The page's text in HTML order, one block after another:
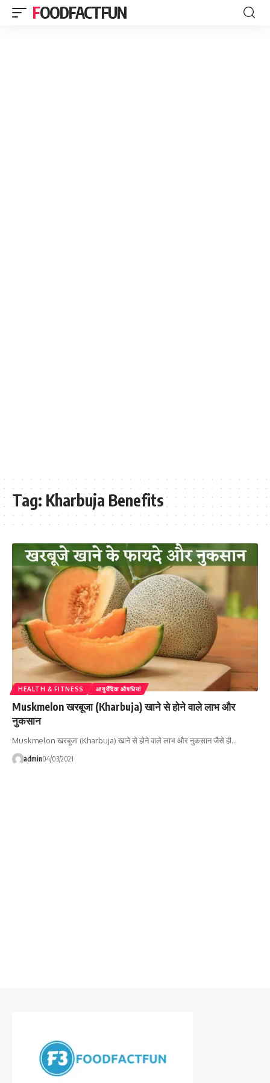
FOODFACTFUN
Tag: Kharbuja Benefits
HEALTH & FITNESS आयुर्वेदिक औषधियां
Muskmelon खरबूजा (Kharbuja) खाने से होने वाले लाभ और
नुकसान
Muskmelon खरबूजा (Kharbuja) खाने से होने वाले लाभ और नुकसान जैसे ही…
admin04/03/2021